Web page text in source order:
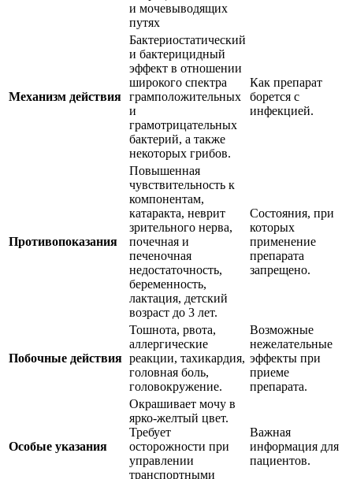
и мочевыводящих
путях
Механизм действия
Бактериостатический
и бактерицидный
эффект в отношении
широкого спектра
грамположительных
и
грамотрицательных
бактерий, а также
некоторых грибов.
Как препарат
борется с
инфекцией.
Противопоказания
Повышенная
чувствительность к
компонентам,
катаракта, неврит
зрительного нерва,
почечная и
печеночная
недостаточность,
беременность,
лактация, детский
возраст до 3 лет.
Состояния, при
которых
применение
препарата
запрещено.
Побочные действия
Тошнота, рвота,
аллергические
реакции, тахикардия,
головная боль,
головокружение.
Возможные
нежелательные
эффекты при
приеме
препарата.
Особые указания
Окрашивает мочу в
ярко-желтый цвет.
Требует
осторожности при
управлении
транспортными
Важная
информация для
пациентов.